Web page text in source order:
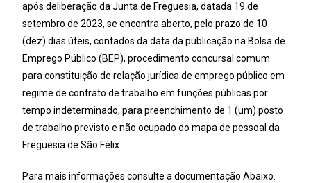
após deliberação da Junta de Freguesia, datada 19 de
setembro de 2023, se encontra aberto, pelo prazo de 10
(dez) dias úteis, contados da data da publicação na Bolsa de
Emprego Público (BEP), procedimento concursal comum
para constituição de relação jurídica de emprego público em
regime de contrato de trabalho em funções públicas por
tempo indeterminado, para preenchimento de 1 (um) posto
de trabalho previsto e não ocupado do mapa de pessoal da
Freguesia de São Félix.
Para mais informações consulte a documentação Abaixo.